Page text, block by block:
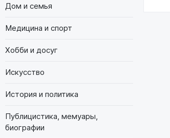
Дом и семья
Медицина и спорт
Хобби и досуг
Искусство
История и политика
Публицистика, мемуары,
биографии